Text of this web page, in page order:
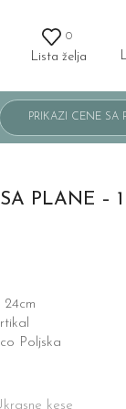
0
Lista želja
PLANE –
24cm
Poljska
kese